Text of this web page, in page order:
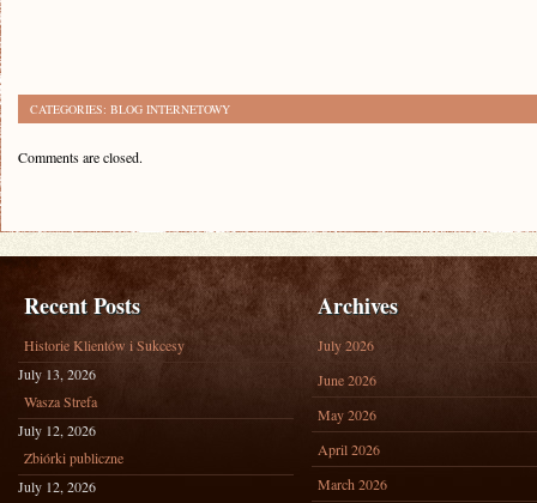
CATEGORIES: BLOG INTERNETOWY
Comments are closed.
Recent Posts
Historie Klientów i Sukcesy
July 13, 2026
Wasza Strefa
July 12, 2026
Zbiórki publiczne
July 12, 2026
Archives
July 2026
June 2026
May 2026
April 2026
March 2026